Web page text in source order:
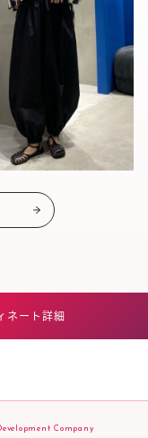
ネート詳細
Company